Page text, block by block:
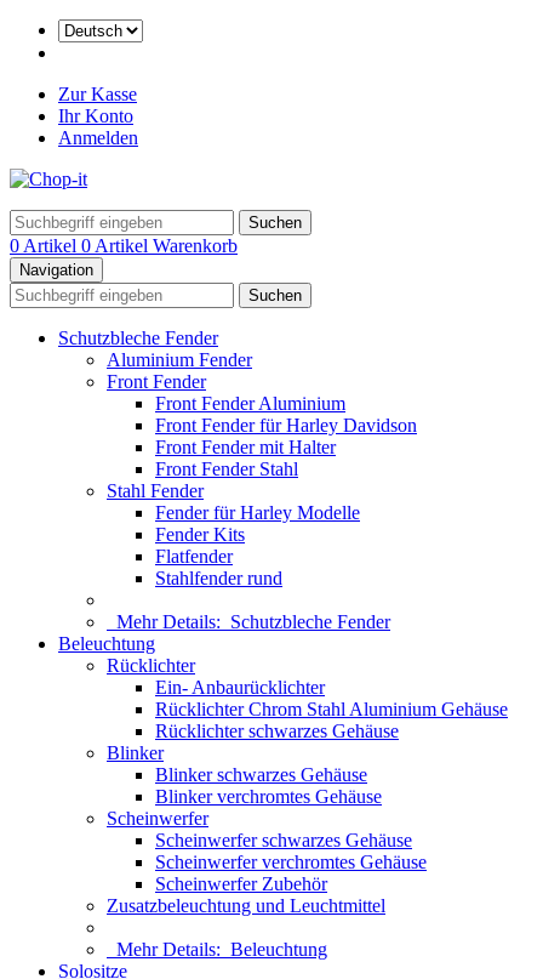
Zur Kasse
Ihr Konto
Anmelden
Suchen
0 Artikel 0 Artikel Warenkorb
Navigation
Suchen
Schutzbleche Fender
Aluminium Fender
Front Fender
Front Fender Aluminium
Front Fender für Harley Davidson
Front Fender mit Halter
Front Fender Stahl
Stahl Fender
Fender für Harley Modelle
Fender Kits
Flatfender
Stahlfender rund
Mehr Details: Schutzbleche Fender
Beleuchtung
Rücklichter
Ein- Anbaurücklichter
Rücklichter Chrom Stahl Aluminium Gehäuse
Rücklichter schwarzes Gehäuse
Blinker
Blinker schwarzes Gehäuse
Blinker verchromtes Gehäuse
Scheinwerfer
Scheinwerfer schwarzes Gehäuse
Scheinwerfer verchromtes Gehäuse
Scheinwerfer Zubehör
Zusatzbeleuchtung und Leuchtmittel
Mehr Details: Beleuchtung
Solositze